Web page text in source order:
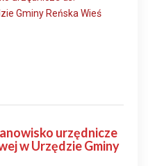
Gminy Reńska Wieś
urzędnicze
w Urzędzie Gminy